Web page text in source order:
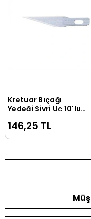
Sepete Ekle
Kretuar Bıçağı
Yedeği Sivri Uç 10'lu
146,25 TL